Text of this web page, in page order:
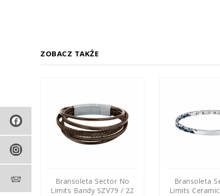
ZOBACZ TAKŻE
Bransoleta Sector No
Limits Bandy SZV79 / 22
Bransoleta
Limits